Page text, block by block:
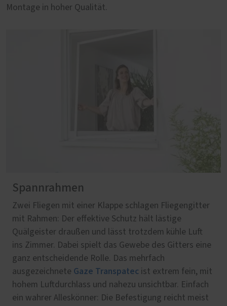
Montage in hoher Qualität.
Spannrahmen
Zwei Fliegen mit einer Klappe schlagen Fliegengitter
mit Rahmen: Der effektive Schutz hält lästige
Quälgeister draußen und lässt trotzdem kühle Luft
ins Zimmer. Dabei spielt das Gewebe des Gitters eine
ganz entscheidende Rolle. Das mehrfach
ausgezeichnete Gaze Transpatec ist extrem fein, mit
hohem Luftdurchlass und nahezu unsichtbar. Einfach
ein wahrer Alleskönner: Die Befestigung reicht meist